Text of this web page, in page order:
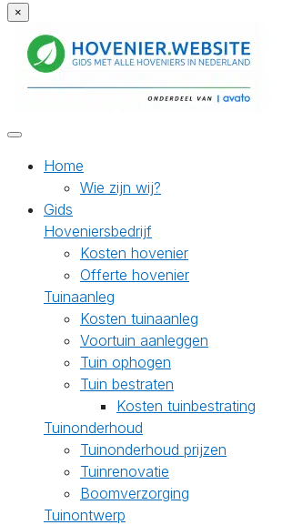
×
Home
Wie zijn wij?
Gids
Hoveniersbedrijf
Kosten hovenier
Offerte hovenier
Tuinaanleg
Kosten tuinaanleg
Voortuin aanleggen
Tuin ophogen
Tuin bestraten
Kosten tuinbestrating
Tuinonderhoud
Tuinonderhoud prijzen
Tuinrenovatie
Boomverzorging
Tuinontwerp